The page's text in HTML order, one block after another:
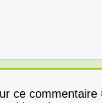
ce commentaire